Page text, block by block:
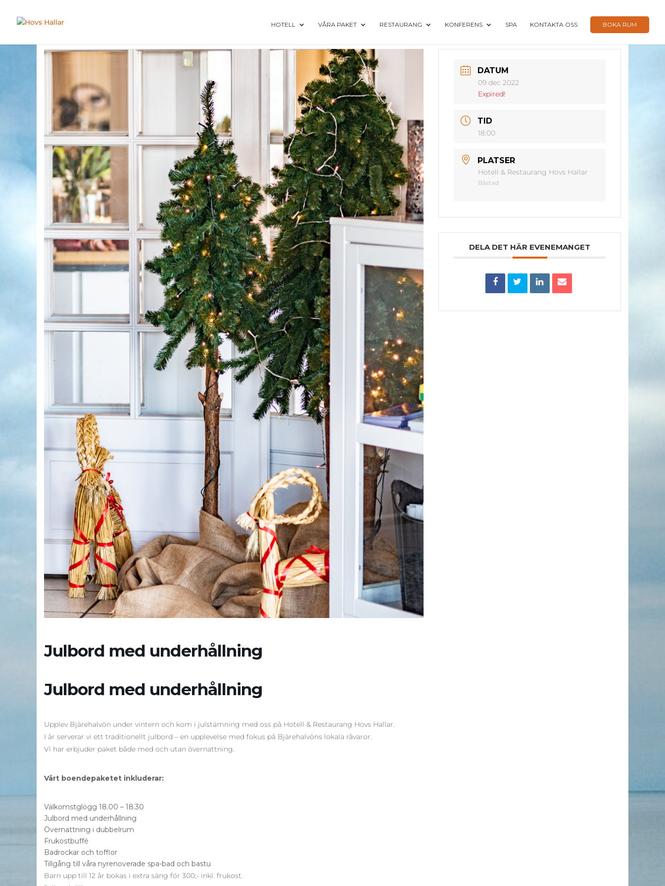
HOTELL VÅRA PAKET RESTAURANG KONFERENS SPA KONTAKTA OSS BOKA RUM
Julbord med underhållning
Julbord med underhållning
Upplev Bjärehalvön under vintern och kom i julstämning med oss på Hotell & Restaurang Hovs Hallar.
I år serverar vi ett traditionellt julbord – en upplevelse med fokus på Bjärehalvöns lokala råvaror.
Vi har erbjuder paket både med och utan övernattning.
Vårt boendepaketet inkluderar:
Välkomstglögg 18.00 – 18.30
Julbord med underhållning
Övernattning i dubbelrum
Frukostbuffé
Badrockar och tofflor
Tillgång till våra nyrenoverade spa-bad och bastu
Barn upp till 12 år bokas i extra säng för 300;- inkl. frukost.
DATUM
09 dec 2022
Expired!
TID
18:00
PLATSER
Hotell & Restaurang Hovs Hallar
Båstad
DELA DET HÄR EVENEMANGET